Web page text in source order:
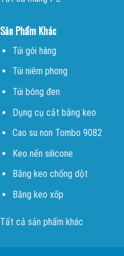
Sản Phẩm Khác
Túi gói hàng
Túi niêm phong
Túi bóng đen
Dụng cụ cắt băng keo
Cao su non Tombo 9082
Keo nến silicone
Băng keo chống dột
Băng keo xốp
Tất cả sản phẩm khác